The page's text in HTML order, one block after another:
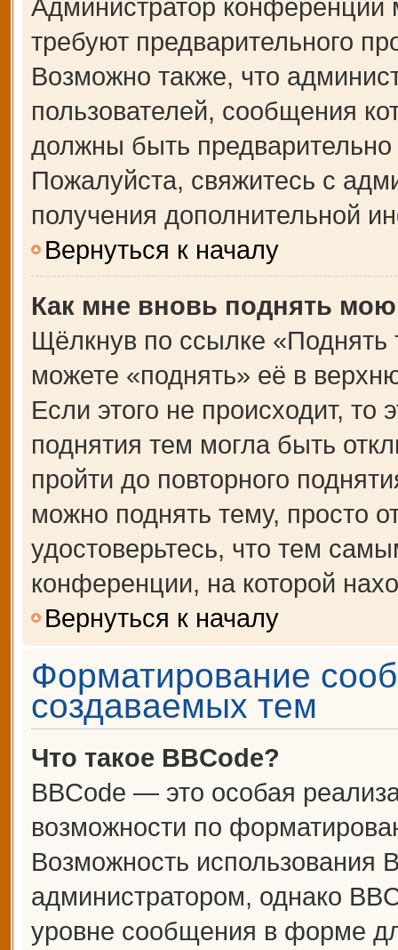
Администратор
требуют предварительного
Возможно также, что
пользователей, сообщения
должны быть
Пожалуйста, свяжитесь с
получения дополнительной
Вернуться к началу
Как мне вновь поднять
Щёлкнув по ссылке
можете «поднять» её в
Если этого не происходит, то
поднятия тем могла быть
пройти до повторного
можно поднять тему, просто
удостоверьтесь, что тем
конференции, на которой
Вернуться к началу
Форматирование
создаваемых тем
Что такое BBCode?
BBCode — это особая
возможности по
Возможность использования
администратором, однако
уровне сообщения в форме